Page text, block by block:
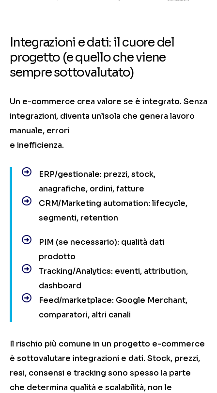
Integrazioni e dati: il cuore del
progetto (e quello che viene
sempre sottovalutato)
Un e-commerce crea valore se è integrato. Senza
integrazioni, diventa un’isola che genera lavoro
manuale, errori
e inefficienza.
ERP/gestionale: prezzi, stock,
anagrafiche, ordini, fatture
CRM/Marketing automation: lifecycle,
segmenti, retention
PIM (se necessario): qualità dati
prodotto
Tracking/Analytics: eventi, attribution,
dashboard
Feed/marketplace: Google Merchant,
comparatori, altri canali
Il rischio più comune in un progetto e-commerce
è sottovalutare integrazioni e dati. Stock, prezzi,
resi, consensi e tracking sono spesso la parte
che determina qualità e scalabilità, non le